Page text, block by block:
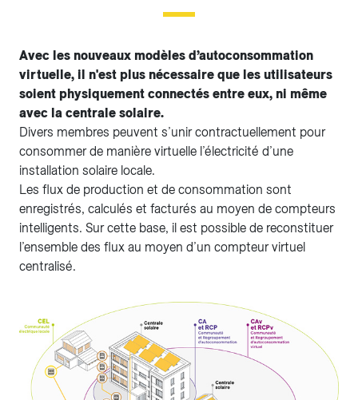
Avec les nouveaux modèles d’autoconsommation
virtuelle, il n'est plus nécessaire que les utilisateurs
soient physiquement connectés entre eux, ni même
avec la centrale solaire.
Divers membres peuvent s’unir contractuellement pour
consommer de manière virtuelle l’électricité d’une
installation solaire locale.
Les flux de production et de consommation sont
enregistrés, calculés et facturés au moyen de compteurs
intelligents. Sur cette base, il est possible de reconstituer
l’ensemble des flux au moyen d’un compteur virtuel
centralisé.